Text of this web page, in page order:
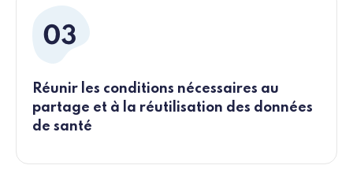
Réunir les conditions nécessaires au
partage et à la réutilisation des données
de santé